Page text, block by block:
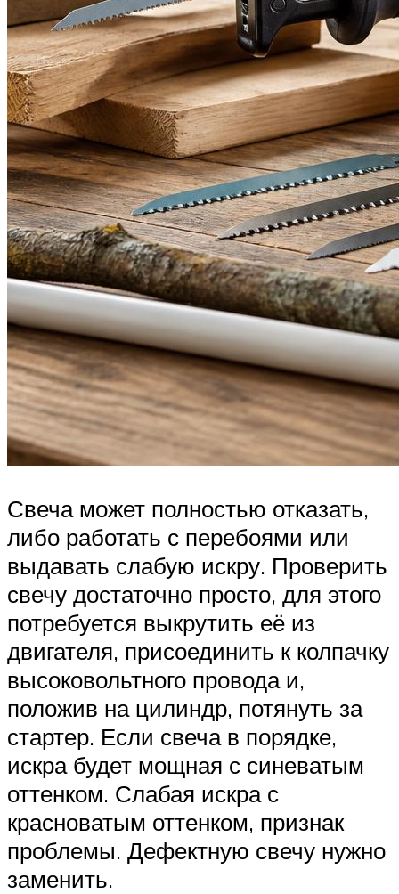
Свеча может полностью отказать,
либо работать с перебоями или
выдавать слабую искру. Проверить
свечу достаточно просто, для этого
потребуется выкрутить её из
двигателя, присоединить к колпачку
высоковольтного провода и,
положив на цилиндр, потянуть за
стартер. Если свеча в порядке,
искра будет мощная с синеватым
оттенком. Слабая искра с
красноватым оттенком, признак
проблемы. Дефектную свечу нужно
заменить.